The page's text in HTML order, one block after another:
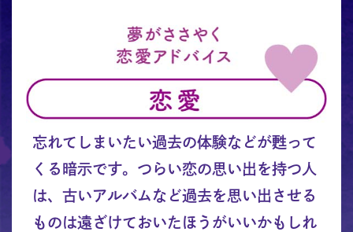
忘れてしまいたい過去の体験などが甦って
くる暗示です。つらい恋の思い出を持つ人
は、古いアルバムなど過去を思い出させる
ものは遠ざけておいたほうがいいかもしれ